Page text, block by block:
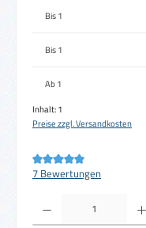
Bis1
Bis1
Ab1
Inhalt:1
Preise zzgl. Versandkosten
Durchschnittliche
7 Bewertungen
Produkt Anzahl: Gib den